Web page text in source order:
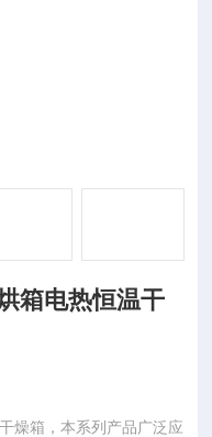
箱电热恒温干
燥箱，本系列产品广泛应